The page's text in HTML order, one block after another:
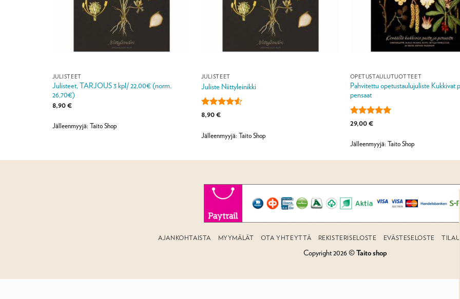
JULISTEET
Julisteet, TARJOUS 3 kpl/ 22,00€ (norm.
26,70€)
8,90€
Jälleenmyyjä: Taito Shop
JULISTEET
Juliste Niittyleinikki
Arvostelu
8,90€
Jälleenmyyjä: Taito Shop
OPETUSTAULUTUOTTEET
Pahvitettu opetustaulujuliste Kukkivat
pensaat
Arvostelu
29,00€
Jälleenmyyjä: Taito Shop
AJANKOHTAISTA MYYMÄLÄT OTA YHTEYTTÄ REKISTERISELOSTE EVÄSTESELOSTE
Copyright 2026 ©Taito shop